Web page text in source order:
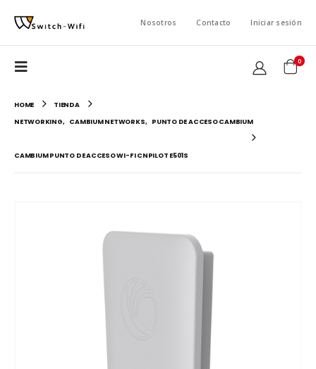
Nosotros Contacto Iniciar sesión
0
HOME
TIENDA
NETWORKING, CAMBIUM NETWORKS, PUNTO DE ACCESO CAMBIUM
CAMBIUM PUNTO DE ACCESO WI-FI CNPILOT E501S